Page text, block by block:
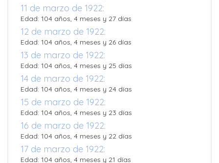
11 de marzo de 1922:
Edad: 104 años, 4 meses y 27 días
12 de marzo de 1922:
Edad: 104 años, 4 meses y 26 días
13 de marzo de 1922:
Edad: 104 años, 4 meses y 25 días
14 de marzo de 1922:
Edad: 104 años, 4 meses y 24 días
15 de marzo de 1922:
Edad: 104 años, 4 meses y 23 días
16 de marzo de 1922:
Edad: 104 años, 4 meses y 22 días
17 de marzo de 1922:
Edad: 104 años, 4 meses y 21 días